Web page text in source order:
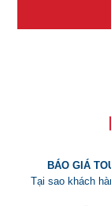
BÁO GIÁ
Tại sao khách